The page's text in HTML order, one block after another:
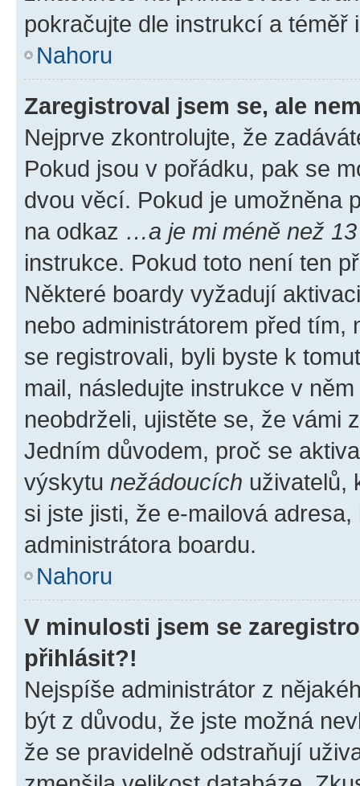
pokračujte dle instrukcí a téměř
Nahoru
Zaregistroval jsem se, ale
Nejprve zkontrolujte, že
Pokud jsou v pořádku, pak se
dvou věcí. Pokud je umožněna
na odkaz …a je mi méně než
instrukce. Pokud toto není ten
Některé boardy vyžadují
nebo administrátorem před tím,
se registrovali, byli byste k
mail, následujte instrukce v
neobdrželi, ujistěte se, že vámi
Jedním důvodem, proč se
výskytu nežádoucích uživatelů,
si jste jisti, že e-mailová
administrátora boardu.
Nahoru
V minulosti jsem se
přihlásit?!
Nejspíše administrátor z
být z důvodu, že jste možná
že se pravidelně odstraňují